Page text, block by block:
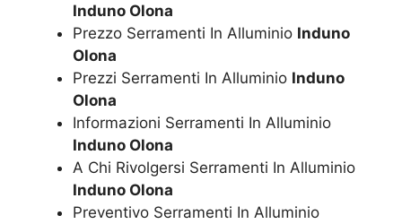
Induno Olona
Prezzo Serramenti In Alluminio Induno
Olona
Prezzi Serramenti In Alluminio Induno
Olona
Informazioni Serramenti In Alluminio
Induno Olona
A Chi Rivolgersi Serramenti In Alluminio
Induno Olona
Preventivo Serramenti In Alluminio